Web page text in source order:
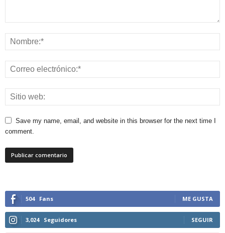
Save my name, email, and website in this browser for the next time I
comment.
504 Fans ME GUSTA
3,024 Seguidores SEGUIR